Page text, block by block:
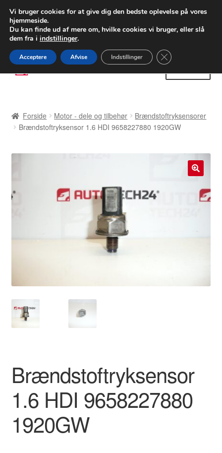
LEVERING fra 55 kr.
FEDEX verdensomspændende forsendelse
80 82 72 02
Spring
til
Spring
til
Betalinger
Klageprocedure
Min Konto
Vilkår og betingelser
Forside Motor - dele og tilbehør
Brændstoftryksensorer
Brændstoftryksensor 1.6 HDI 9658227880 1920GW
Brændstoftryksensor
1.6 HDI 9658227880
1920GW
Vi bruger cookies for at give dig den bedste oplevelse på vores
hjemmeside.
Du kan finde ud af mere om, hvilke cookies vi bruger, eller slå
dem fra i indstillinger.
Acceptere Afvise Indstillinger Close GDPR